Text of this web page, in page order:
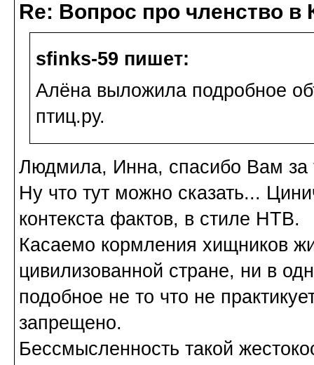
Re: Вопрос про членство в
sfinks-59 пишет:
Алёна выложила подробное
птиц.ру.
Людмила, Инна, спасибо Вам за
Ну что тут можно сказать...
контекста фактов, в стиле НТВ.
Касаемо кормления хищников
цивилизованной стране, ни в
подобное не то что не
запрещено.
Бессмысленность такой